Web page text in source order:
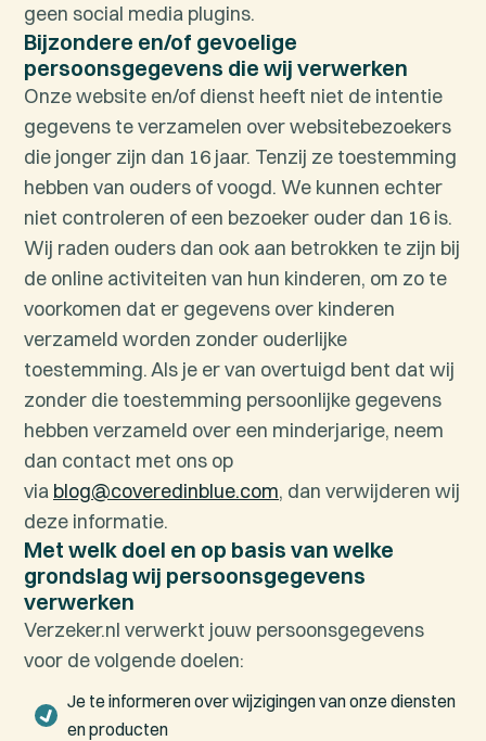
geen social media plugins.
Bijzondere en/of gevoelige
persoonsgegevens die wij verwerken
Onze website en/of dienst heeft niet de intentie
gegevens te verzamelen over websitebezoekers
die jonger zijn dan 16 jaar. Tenzij ze toestemming
hebben van ouders of voogd. We kunnen echter
niet controleren of een bezoeker ouder dan 16 is.
Wij raden ouders dan ook aan betrokken te zijn bij
de online activiteiten van hun kinderen, om zo te
voorkomen dat er gegevens over kinderen
verzameld worden zonder ouderlijke
toestemming. Als je er van overtuigd bent dat wij
zonder die toestemming persoonlijke gegevens
hebben verzameld over een minderjarige, neem
dan contact met ons op
via blog@coveredinblue.com, dan verwijderen wij
deze informatie.
Met welk doel en op basis van welke
grondslag wij persoonsgegevens
verwerken
Verzeker.nl verwerkt jouw persoonsgegevens
voor de volgende doelen:
Je te informeren over wijzigingen van onze diensten
en producten